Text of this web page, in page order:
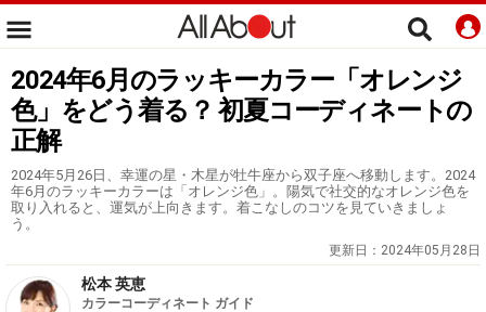
2024年6月のラッキーカラー「オレンジ
色」をどう着る？ 初夏コーディネートの
正解
2024年5月26日、幸運の星・木星が牡牛座から双子座へ移動します。2024
年6月のラッキーカラーは「オレンジ色」。陽気で社交的なオレンジ色を
取り入れると、運気が上向きます。着こなしのコツを見ていきましょ
う。
更新日： 2024年05月28日
松本 英恵
カラーコーディネート ガイド